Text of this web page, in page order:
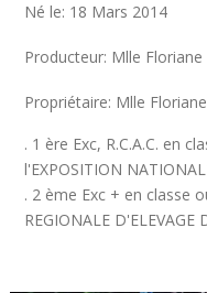
Né le: 18 Mars 2014
Producteur: Mlle
Propriétaire: Mlle
. 1 ère Exc, R.C.A.C. en
l'EXPOSITION
. 2 ème Exc + en classe
REGIONALE D'ELEVAGE